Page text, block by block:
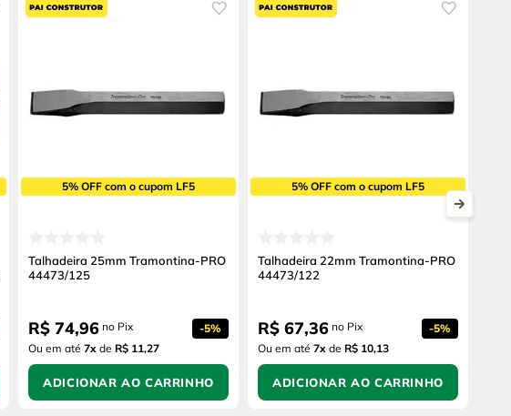
5% OFF com o cupom LF5
Talhadeira 25mm Tramontina-PRO
44473/125
R$ 74,96 no Pix -5%
Ou em até 7x de R$ 11,27
ADICIONAR AO CARRINHO
5% OFF com o cupom LF5
Talhadeira 22mm Tramontina-PRO
44473/122
R$ 67,36 no Pix -5%
Ou em até 7x de R$ 10,13
ADICIONAR AO CARRINHO